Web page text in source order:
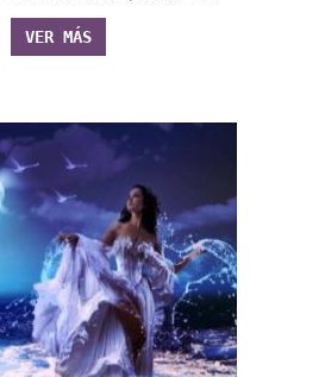
VER MÁS